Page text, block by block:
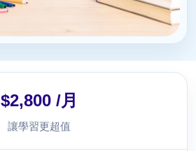
$2,800 /月
讓學習更超值